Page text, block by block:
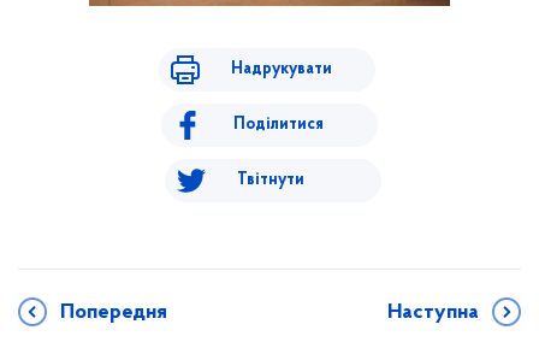
Надрукувати
Поділитися
Твітнути
Попередня Наступна